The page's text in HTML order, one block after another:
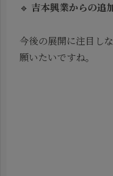
🔹 吉本興業からの追
今後の展開に注目し
願いたいですね。